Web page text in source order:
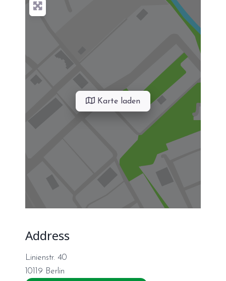
Karte laden
Address
Linienstr. 40
10119 Berlin